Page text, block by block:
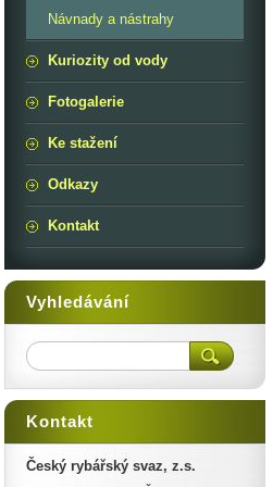
Návnady a nástrahy
Kuriozity od vody
Fotogalerie
Ke stažení
Odkazy
Kontakt
Vyhledávání
Kontakt
Český rybářský svaz, z.s.